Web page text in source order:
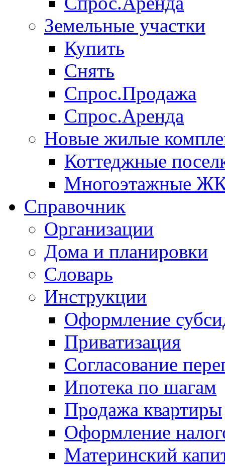
Земельные участки
Купить
Снять
Спрос.Продажа
Спрос.Аренда
Новые жилые
Коттеджные
Многоэтажные
Справочник
Организации
Дома и планировки
Словарь
Инструкции
Оформление
Приватизация
Согласование
Ипотека по шагам
Продажа квартиры
Оформление
Материнский